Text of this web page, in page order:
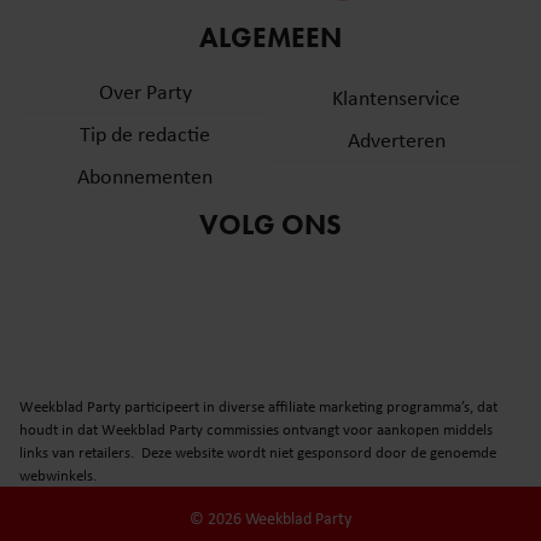
partners voor social media, adverteren en analyse. Deze
informatie die u aan ze heeft verstrekt of die ze hebben
verzameld op basis van uw gebruik van hun services. U
gebruiken.
ALGEMEEN
Over Party
Tip de redactie
Abonnementen
Klantenservice
Adverteren
VOLG ONS
Weekblad Party participeert in diverse affiliate marketing programma’s, dat
houdt in dat Weekblad Party commissies ontvangt voor aankopen middels
links van retailers. Deze website wordt niet gesponsord door de genoemde
webwinkels.
© 2026 Weekblad Party